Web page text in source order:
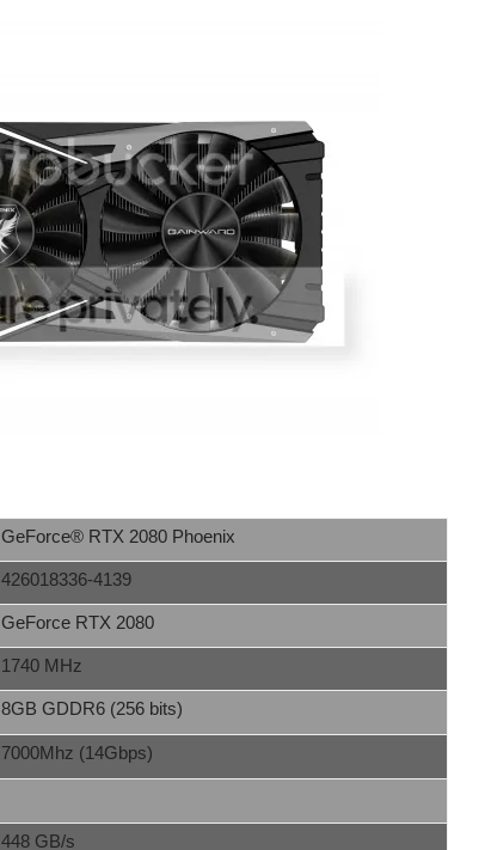
GeForce® RTX 2080 Phoenix
426018336-4139
GeForce RTX 2080
1740 MHz
8GB GDDR6 (256 bits)
7000Mhz (14Gbps)
448 GB/s